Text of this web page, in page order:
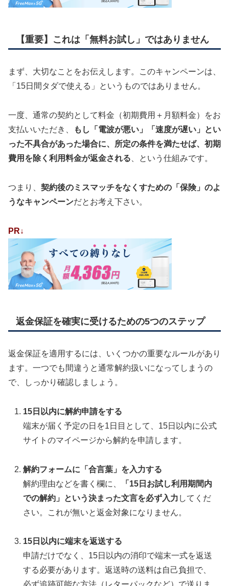
【重要】これは「無料お試し」ではありません
まず、大切なことをお伝えします。このキャンペーンは、
「15日間タダで使える」というものではありません。
一度、通常の契約として料金（初期費用＋月額料金）をお
支払いいただき、
もし「電波が悪い」「速度が遅い」とい
った不具合があった場合に、所定の条件を満たせば、初期
費用を除く利用料金が返金される 、という仕組みです。
つまり、 契約後のミスマッチをなくすための「保険」のよ
うなキャンペーンだとお考え下さい。
PR↓
返金保証を確実に受けるための5つのステップ
返金保証を適用するには、いくつかの重要なルールがあり
ます。一つでも間違うと通常解約扱いになってしまうの
で、しっかり確認しましょう。
15日以内に解約申請をする
端末が届く予定の日を1日目として、15日以内に公式
サイトのマイページから解約を申請します。
解約フォームに「合言葉」を入力する
解約理由などを書く欄に、
「15日お試し利用期間内
での解約」
という決まった文言を必ず入力 してくだ
さい。これが無いと返金対象になりません。
15日以内に端末を返送する
申請だけでなく、15日以内の消印で端末一式を返送
する必要があります。返送時の送料は自己負担で、